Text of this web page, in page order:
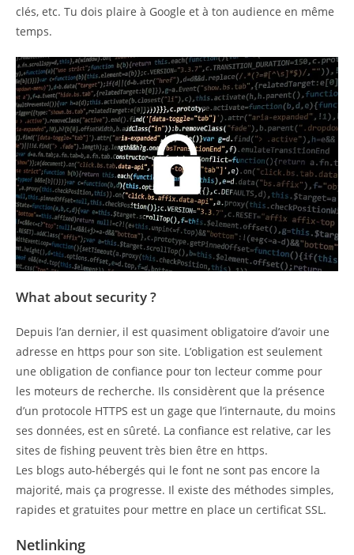
clés, etc. Tu dois plaire à Google et à ton audience en même
temps.
What about security ?
Depuis l’an dernier, il est quasiment obligatoire d’avoir une
adresse en https pour son site. L’obligation est seulement
une obligation de confiance pour ton lecteur comme pour
les moteurs de recherche. Ils considèrent que la présence
d’un protocole HTTPS est un gage que l’internaute, du moins
ses données, est en sûreté. La confiance est relative, car les
sites de fishing peuvent très bien être en https.
Les blogs auto-hébergés qui le font ne sont pas encore la
majorité, mais ça progresse. Il existe des méthodes simples,
rapides et gratuites pour mettre en place un certificat SSL.
Netlinking